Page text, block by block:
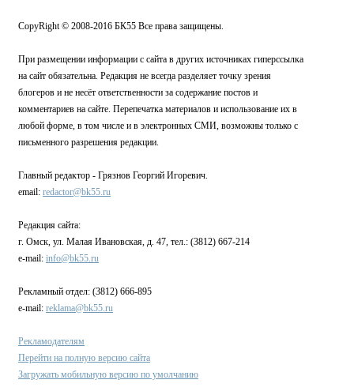
CopyRight © 2008-2016 БК55 Все права защищены.
При размещении информации с сайта в других источниках гиперссылка
на сайт обязательна. Редакция не всегда разделяет точку зрения
блогеров и не несёт ответственности за содержание постов и
комментариев на сайте. Перепечатка материалов и использование их в
любой форме, в том числе и в электронных СМИ, возможны только с
письменного разрешения редакции.
Главный редактор - Грязнов Георгий Игоревич.
email: redactor@bk55.ru
Редакция сайта:
г. Омск, ул. Малая Ивановская, д. 47, тел.: (3812) 667-214
e-mail: info@bk55.ru
Рекламный отдел: (3812) 666-895
e-mail: reklama@bk55.ru
Рекламодателям
Перейти на полную версию сайта
Загружать мобильную версию по умолчанию